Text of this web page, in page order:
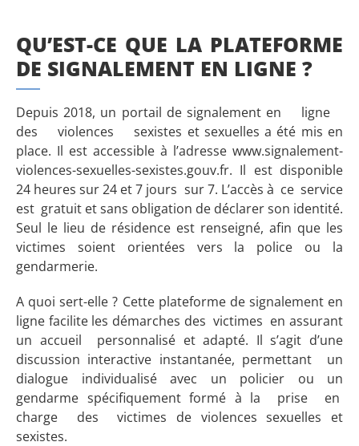
QU’EST-CE QUE LA PLATEFORME
DE SIGNALEMENT EN LIGNE ?
Depuis 2018, un portail de signalement en ligne
des violences sexistes et sexuelles a été mis en
place. Il est accessible à l’adresse www.signalement-
violences-sexuelles-sexistes.gouv.fr. Il est disponible
24 heures sur 24 et 7 jours sur 7. L’accès à ce service
est gratuit et sans obligation de déclarer son identité.
Seul le lieu de résidence est renseigné, afin que les
victimes soient orientées vers la police ou la
gendarmerie.
A quoi sert-elle ? Cette plateforme de signalement en
ligne facilite les démarches des victimes en assurant
un accueil personnalisé et adapté. Il s’agit d’une
discussion interactive instantanée, permettant un
dialogue individualisé avec un policier ou un
gendarme spécifiquement formé à la prise en
charge des victimes de violences sexuelles et
sexistes.